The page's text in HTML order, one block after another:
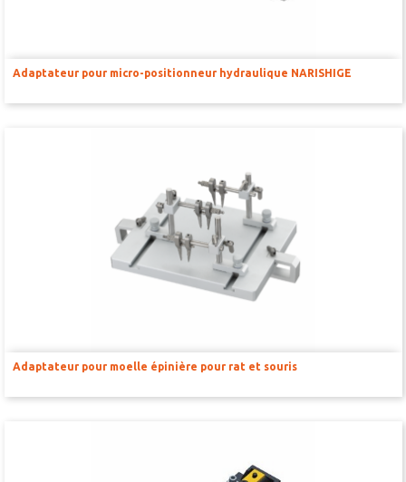
Adaptateur pour micro-positionneur hydraulique NARISHIGE
Adaptateur pour moelle épinière pour rat et souris